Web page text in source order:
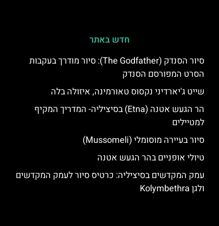
חדש באתר
סיור הסנדק (The Godfather): סיור מודרך בעקבות
הסרט המפורסם הסנדק
שייט ג'יארדיני נקסוס טאורמינה, איזולה בלה
הר הגעש אטנה (Etna) בסיציליה- המדריך המקיף
למטיילים
סיור בעיירה מוסומלי (Mussomeli)
טיולי אופניים בהר הגעש אטנה
עמק המקדשים בסיציליה: כרטיס סיור לעמק המקדשים
ולגן Kolymbethra